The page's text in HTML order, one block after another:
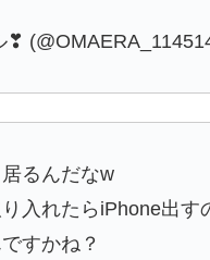
るんだなw
入れたらiPhone出す
すかね？